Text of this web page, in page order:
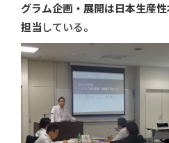
グラム企画・展開は日本生産
担当している。